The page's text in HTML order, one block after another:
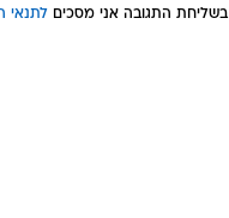
בשליחת התגובה אני מסכים לתנאי